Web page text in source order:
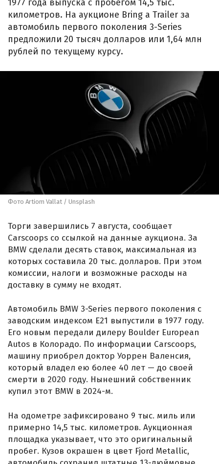
1977 года выпуска с пробегом 14,5 тыс.
километров. На аукционе Bring a Trailer за
автомобиль первого поколения 3-Series
предложили 20 тысяч долларов или 1,64 млн
рублей по текущему курсу.
Фото Artiom Vallat / Unsplash
Торги завершились 7 августа, сообщает
Carscoops со ссылкой на данные аукциона. За
BMW сделали десять ставок, максимальная из
которых составила 20 тыс. долларов. При этом
комиссии, налоги и возможные расходы на
доставку в сумму не входят.
Автомобиль BMW 3-Series первого поколения с
заводским индексом E21 выпустили в 1977 году.
Его новым передали дилеру Boulder European
Autos в Колорадо. По информации Carscoops,
машину приобрел доктор Уоррен Валенсия,
который владел ею более 40 лет — до своей
смерти в 2020 году. Нынешний собственник
купил этот BMW в 2024-м.
На одометре зафиксировано 9 тыс. миль или
примерно 14,5 тыс. километров. Аукционная
площадка указывает, что это оригинальный
пробег. Кузов окрашен в цвет Fjord Metallic,